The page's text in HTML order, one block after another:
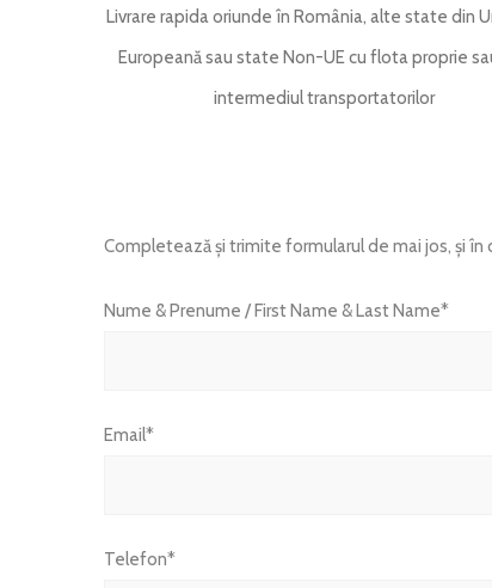
Livrare rapida oriunde în România, alte state din
Europeană sau state Non-UE cu flota proprie
intermediul transportatorilor
Completează și trimite formularul de mai jos, și
Nume & Prenume / First Name & Last Name*
Email*
Telefon*